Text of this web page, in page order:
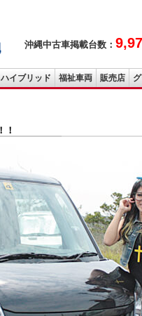
沖縄中古車掲載台数：
ハイブリッド 福祉車両 販売店
！